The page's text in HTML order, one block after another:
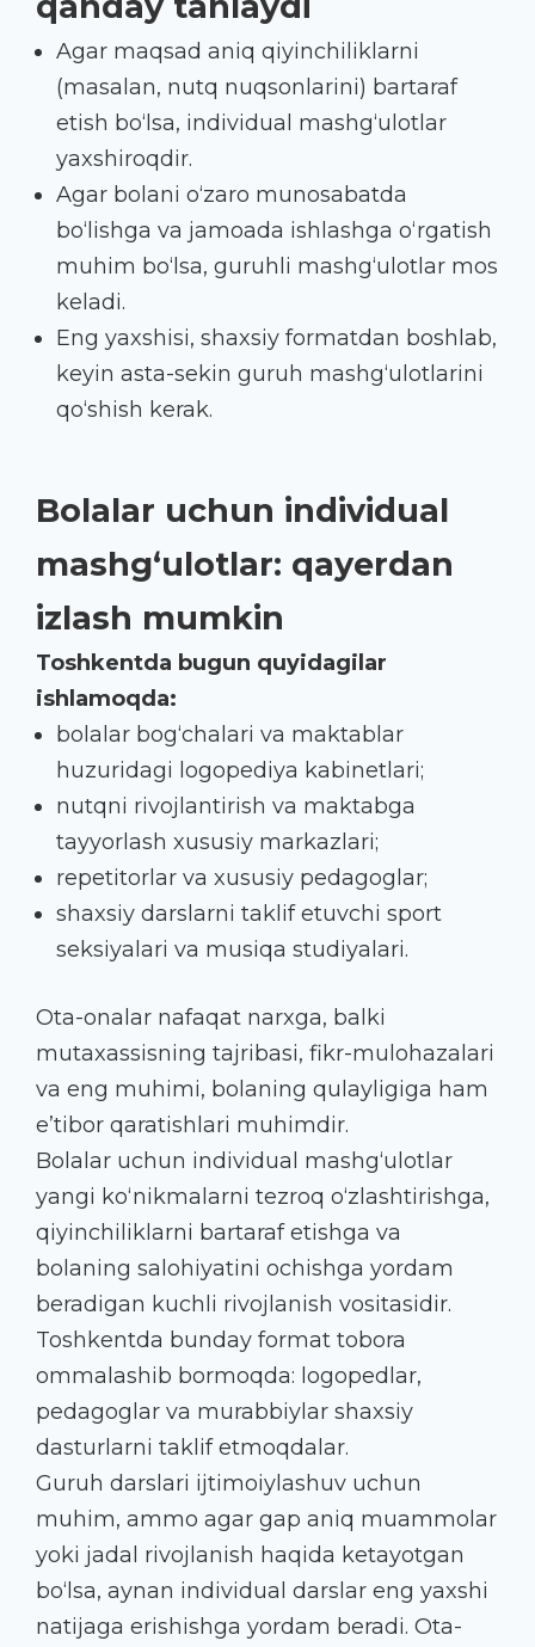
Agar maqsad aniq qiyinchiliklarni
(masalan, nutq nuqsonlarini) bartaraf
etish bo‘lsa, individual mashg‘ulotlar
yaxshiroqdir.
Agar bolani o‘zaro munosabatda
bo‘lishga va jamoada ishlashga o‘rgatish
muhim bo‘lsa, guruhli mashg‘ulotlar mos
keladi.
Eng yaxshisi, shaxsiy formatdan boshlab,
keyin asta-sekin guruh mashg‘ulotlarini
qo‘shish kerak.
Bolalar uchun individual
mashg‘ulotlar: qayerdan
izlash mumkin
Toshkentda bugun quyidagilar
ishlamoqda:
bolalar bog‘chalari va maktablar
huzuridagi logopediya kabinetlari;
nutqni rivojlantirish va maktabga
tayyorlash xususiy markazlari;
repetitorlar va xususiy pedagoglar;
shaxsiy darslarni taklif etuvchi sport
seksiyalari va musiqa studiyalari.
Ota-onalar nafaqat narxga, balki
mutaxassisning tajribasi, fikr-mulohazalari
va eng muhimi, bolaning qulayligiga ham
e’tibor qaratishlari muhimdir.
Bolalar uchun individual mashg‘ulotlar
yangi ko‘nikmalarni tezroq o‘zlashtirishga,
qiyinchiliklarni bartaraf etishga va
bolaning salohiyatini ochishga yordam
beradigan kuchli rivojlanish vositasidir.
Toshkentda bunday format tobora
ommalashib bormoqda: logopedlar,
pedagoglar va murabbiylar shaxsiy
dasturlarni taklif etmoqdalar.
Guruh darslari ijtimoiylashuv uchun
muhim, ammo agar gap aniq muammolar
yoki jadal rivojlanish haqida ketayotgan
bo‘lsa, aynan individual darslar eng yaxshi
natijaga erishishga yordam beradi. Ota-